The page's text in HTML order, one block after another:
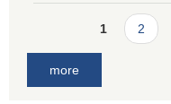
Pages1 2
more